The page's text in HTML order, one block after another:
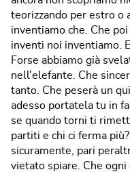
teorizzando per estro o
inventiamo che. Che
inventi noi inventiamo.
Forse abbiamo già
nell'elefante. Che
tanto. Che peserà un
adesso portatela tu in
se quando torni ti
partiti e chi ci ferma
sicuramente, pari
vietato spiare. Che ogni